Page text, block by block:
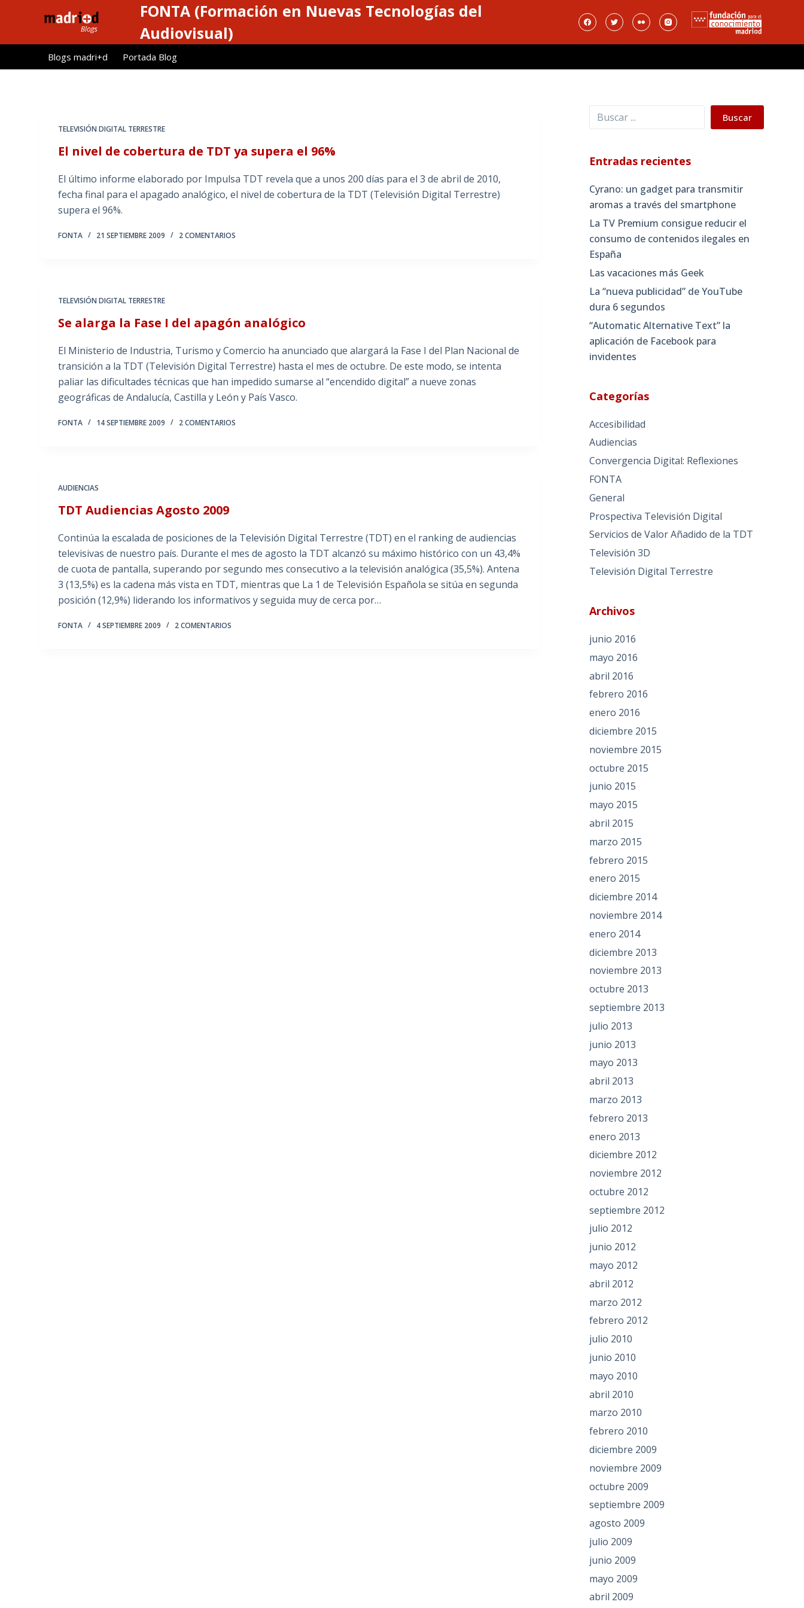
l
FONTA (Formación en Nuevas Tecnologías del
Audiovisual)
Blogs madri+d Portada Blog
TELEVISIÓN DIGITAL TERRESTRE
El nivel de cobertura de TDT ya supera el 96%
El último informe elaborado por Impulsa TDT revela que a unos 200 días para el 3 de abril de 2010,
fecha final para el apagado analógico, el nivel de cobertura de la TDT (Televisión Digital Terrestre)
supera el 96%.
FONTA 21 SEPTIEMBRE 2009 2 COMENTARIOS
TELEVISIÓN DIGITAL TERRESTRE
Se alarga la Fase I del apagón analógico
El Ministerio de Industria, Turismo y Comercio ha anunciado que alargará la Fase I del Plan Nacional de
transición a la TDT (Televisión Digital Terrestre) hasta el mes de octubre. De este modo, se intenta
paliar las dificultades técnicas que han impedido sumarse al “encendido digital” a nueve zonas
geográficas de Andalucía, Castilla y León y País Vasco.
FONTA 14 SEPTIEMBRE 2009 2 COMENTARIOS
AUDIENCIAS
TDT Audiencias Agosto 2009
Continúa la escalada de posiciones de la Televisión Digital Terrestre (TDT) en el ranking de audiencias
televisivas de nuestro país. Durante el mes de agosto la TDT alcanzó su máximo histórico con un 43,4%
de cuota de pantalla, superando por segundo mes consecutivo a la televisión analógica (35,5%). Antena
3 (13,5%) es la cadena más vista en TDT, mientras que La 1 de Televisión Española se sitúa en segunda
posición (12,9%) liderando los informativos y seguida muy de cerca por…
FONTA 4 SEPTIEMBRE 2009 2 COMENTARIOS
Buscar Buscar
Entradas recientes
Cyrano: un gadget para transmitir
aromas a través del smartphone
La TV Premium consigue reducir el
consumo de contenidos ilegales en
España
Las vacaciones más Geek
La “nueva publicidad” de YouTube
dura 6 segundos
“Automatic Alternative Text” la
aplicación de Facebook para
invidentes
Categorías
Accesibilidad
Audiencias
Convergencia Digital: Reflexiones
FONTA
General
Prospectiva Televisión Digital
Servicios de Valor Añadido de la TDT
Televisión 3D
Televisión Digital Terrestre
Archivos
junio 2016
mayo 2016
abril 2016
febrero 2016
enero 2016
diciembre 2015
noviembre 2015
octubre 2015
junio 2015
mayo 2015
abril 2015
marzo 2015
febrero 2015
enero 2015
diciembre 2014
noviembre 2014
enero 2014
diciembre 2013
noviembre 2013
octubre 2013
septiembre 2013
julio 2013
junio 2013
mayo 2013
abril 2013
marzo 2013
febrero 2013
enero 2013
diciembre 2012
noviembre 2012
octubre 2012
septiembre 2012
julio 2012
junio 2012
mayo 2012
abril 2012
marzo 2012
febrero 2012
julio 2010
junio 2010
mayo 2010
abril 2010
marzo 2010
febrero 2010
diciembre 2009
noviembre 2009
octubre 2009
septiembre 2009
agosto 2009
julio 2009
junio 2009
mayo 2009
abril 2009